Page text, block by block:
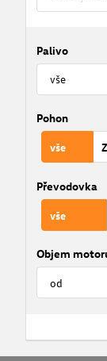
Palivo
Pohon
vše
Převodovka
vše
Objem